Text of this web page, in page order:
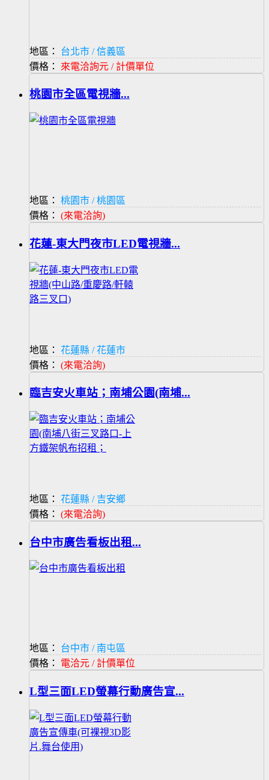
地區：
台北市 / 信義區
價格： 來電洽詢元 / 計價單位
桃園市全區電視牆...
地區：
桃園市 / 桃園區
價格： (來電洽詢)
花蓮-東大門夜市LED電視牆...
地區：
花蓮縣 / 花蓮市
價格： (來電洽詢)
臨吉安火車站；南埔公園(南埔...
地區：
花蓮縣 / 吉安鄉
價格： (來電洽詢)
台中市廣告看板出租...
地區：
台中市 / 南屯區
價格： 電洽元 / 計價單位
L型三面LED螢幕行動廣告宣...